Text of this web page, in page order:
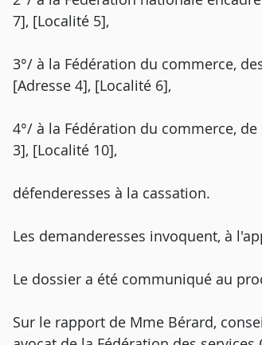
7], [Localité 5],
3°/ à la Fédération du commerce,
[Adresse 4], [Localité 6],
4°/ à la Fédération du commerce,
3], [Localité 10],
défenderesses à la cassation.
Les demanderesses invoquent, à
Le dossier a été communiqué au
Sur le rapport de Mme Bérard,